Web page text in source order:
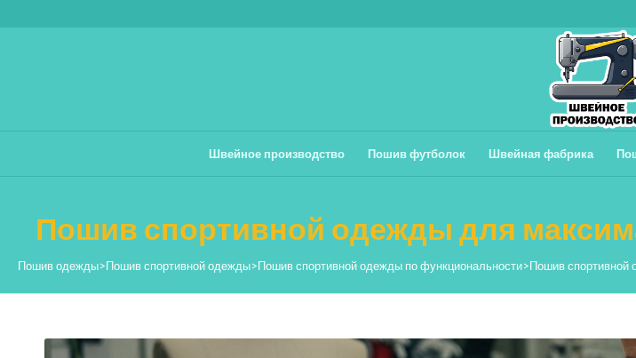
Швейное производство Пошив футболок Швейная фабрика
Пошив спортивной одежды для
Пошив одежды>Пошив спортивной одежды>Пошив спортивной одежды по функциональности>Пошив спортивной